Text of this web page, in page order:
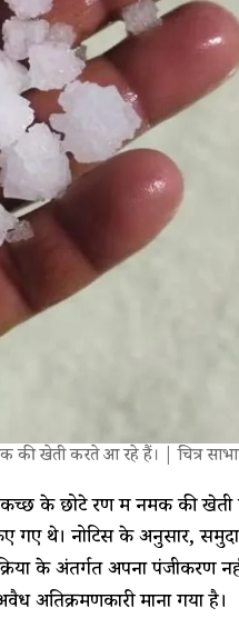
की खेती करते आ रहे हैं। | चित्र
कच्छ के छोटे रण में नमक की
गए थे। नोटिस के अनुसार,
के अंतर्गत अपना पंजीकरण
माना गया है।